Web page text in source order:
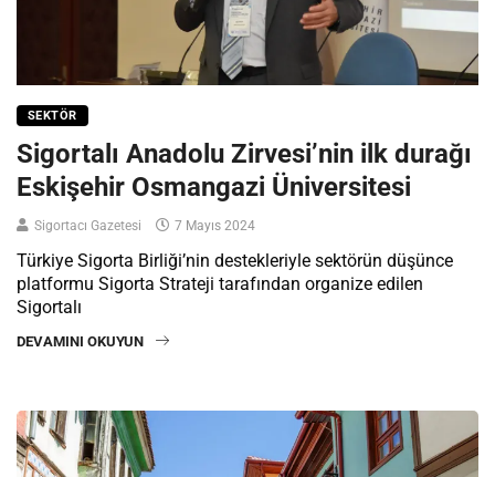
SEKTÖR
Sigortalı Anadolu Zirvesi’nin ilk durağı
Eskişehir Osmangazi Üniversitesi
Sigortacı Gazetesi 7 Mayıs 2024
Türkiye Sigorta Birliği’nin destekleriyle sektörün düşünce
platformu Sigorta Strateji tarafından organize edilen
Sigortalı
DEVAMINI OKUYUN